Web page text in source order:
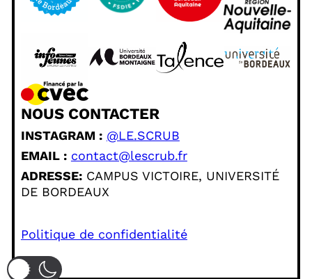
NOUS CONTACTER
INSTAGRAM : @LE.SCRUB
EMAIL : contact@lescrub.fr
ADRESSE:CAMPUS VICTOIRE, UNIVERSITÉ
DE BORDEAUX
Politique de confidentialité